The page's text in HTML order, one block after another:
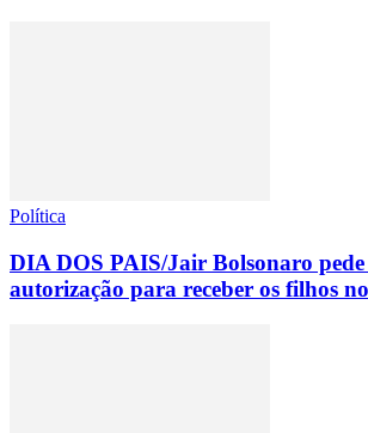
Política
DIA DOS PAIS/Jair Bolsonaro
autorização para receber os filhos